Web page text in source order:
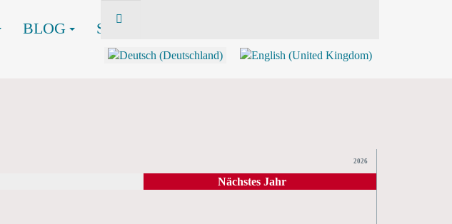
BLOG SHOP
2026
Nächstes Jahr